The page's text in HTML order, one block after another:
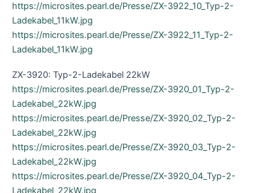
https://microsites.pearl.de/Presse/ZX-3922_10_Typ-2-
Ladekabel_11kW.jpg
https://microsites.pearl.de/Presse/ZX-3922_11_Typ-2-
Ladekabel_11kW.jpg
ZX-3920: Typ-2-Ladekabel 22kW
https://microsites.pearl.de/Presse/ZX-3920_01_Typ-2-
Ladekabel_22kW.jpg
https://microsites.pearl.de/Presse/ZX-3920_02_Typ-2-
Ladekabel_22kW.jpg
https://microsites.pearl.de/Presse/ZX-3920_03_Typ-2-
Ladekabel_22kW.jpg
https://microsites.pearl.de/Presse/ZX-3920_04_Typ-2-
Ladekabel_22kW.jpg